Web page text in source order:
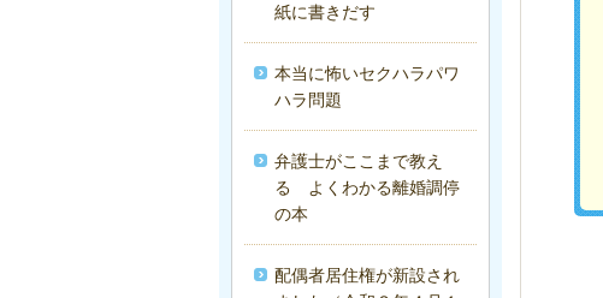
紙に書きだす
本当に怖いセクハラパワ
ハラ問題
弁護士がここまで教え
る よくわかる離婚調停
の本
配偶者居住権が新設され